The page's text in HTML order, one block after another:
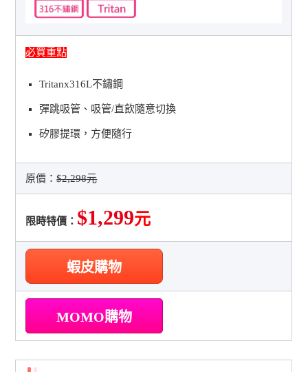
必買重點
Tritanx316L不鏽鋼
彈跳吸管、吸管/直飲隨意切換
矽膠提環，方便隨行
原價：$2,298元
限時特價： $1,299元
蝦皮購物
MOMO購物